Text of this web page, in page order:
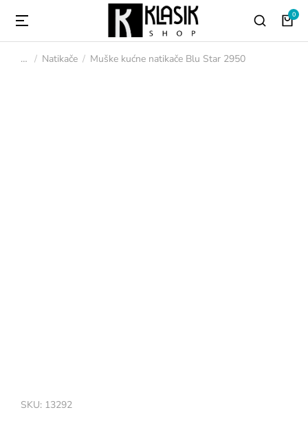
You are here:
Natikače Muške kućne natikače Blu Star 2950
SKU: 13292